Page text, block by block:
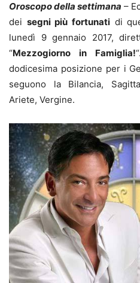
Oroscopo della settimana –
dei segni più fortunati di
lunedì 9 gennaio 2017,
“Mezzogiorno in Famiglia!
dodicesima posizione per i
seguono la Bilancia,
Ariete, Vergine.